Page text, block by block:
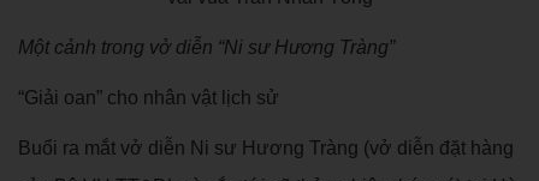
Một cảnh trong vở diễn “Ni sư Hương Tràng”
“Giải oan” cho nhân vật lịch sử
Buổi ra mắt vở diễn Ni sư Hương Tràng (vở diễn đặt hàng